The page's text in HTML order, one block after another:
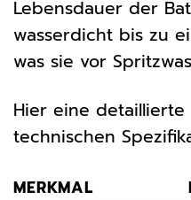
Lebensdauer der
wasserdicht bis zu
was sie vor
Hier eine
technischen
MERKMAL